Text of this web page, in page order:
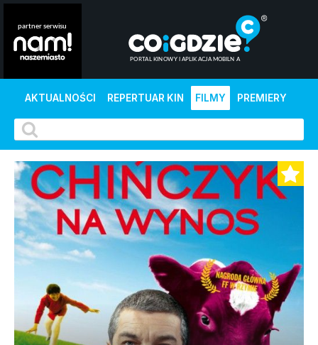
AKTUALNOŚCI REPERTUAR KIN FILMY PREMIERY